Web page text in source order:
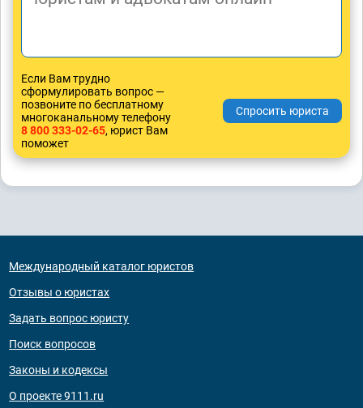
Если Вам трудно
сформулировать вопрос —
позвоните по бесплатному
многоканальному телефону
8 800 333-02-65, юрист Вам
поможет
Международный каталог юристов
Отзывы о юристах
Задать вопрос юристу
Поиск вопросов
Законы и кодексы
О проекте 9111.ru